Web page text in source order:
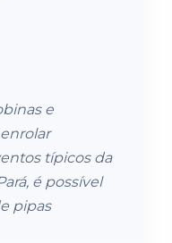
e
típicos da
é possível
pipas